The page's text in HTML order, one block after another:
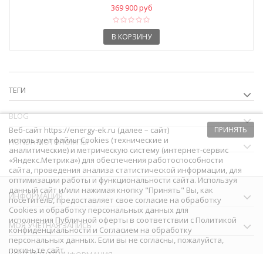
369 900 руб
В КОРЗИНУ
ТЕГИ
BLOG
HONDA МОТОПОМПЫ
ИНФОРМАЦИЯ
МОЯ УЧЕТНАЯ ЗАПИСЬ
ПРИНЯТЬ
Веб-сайт https://energy-ek.ru (далее – сайт)
использует файлы Cookies (технические и
аналитические) и метрическую систему (интернет-сервис
«Яндекс.Метрика») для обеспечения работоспособности
сайта, проведения анализа статистической информации, для
оптимизации работы и функциональности сайта. Используя
данный сайт и/или нажимая кнопку "Принять" Вы, как
посетитель, предоставляет свое согласие на обработку
Сookies и обработку персональных данных для
исполнения Публичной оферты в соответствии с Политикой
конфиденциальности и Согласием на обработку
персональных данных. Если вы не согласны, пожалуйста,
покиньте сайт.